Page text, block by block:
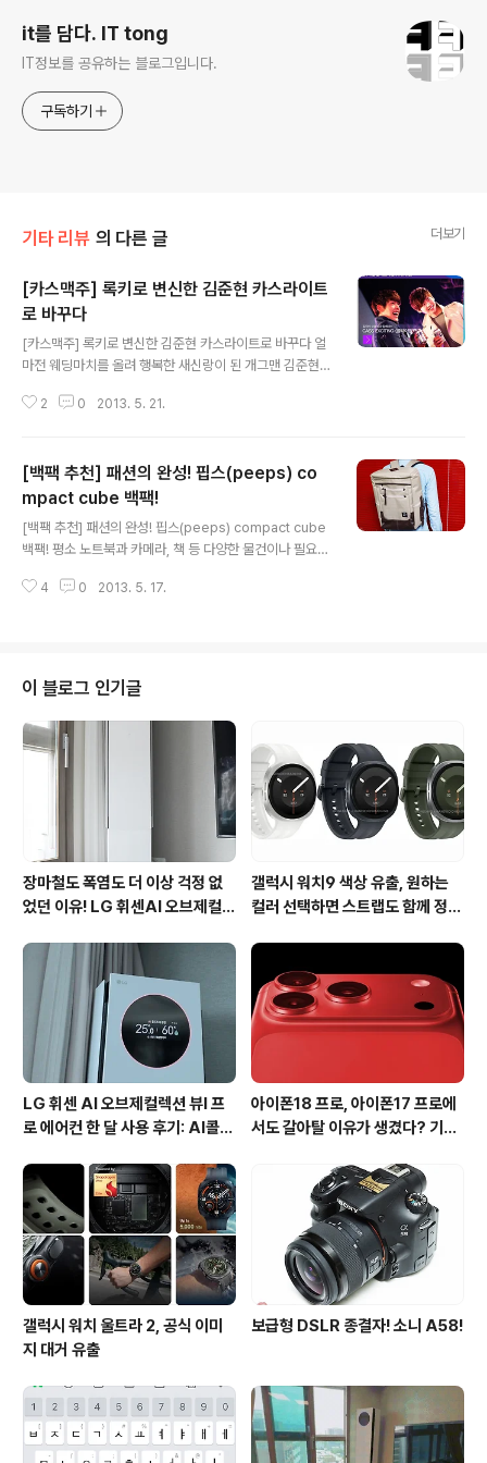
it를 담다. IT tong
IT정보를 공유하는 블로그입니다.
구독하기
기타 리뷰 의 다른 글 더보기
[카스맥주] 록키로 변신한 김준현 카스라이트
로 바꾸다
[카스맥주] 록키로 변신한 김준현 카스라이트로 바꾸다 얼
마전 웨딩마치를 올려 행복한 새신랑이 된 개그맨 김준현
촬영소식을 접햇습니다. 올리고 내리고가 중요한 부분이라
영화 록키의 주제곡과 등장하는 개그맨 김준현! 아무래도
새신랑이 되었으니 몸조절을 해야 튼튼한 2세를 보지 않을
까 생각이 드는데요, 아니나 다를까 스스로 록키라고 생각
하는 듯 취취 소리와 함께 골목길을 누비고 다니는 모습을
확인할 수 있었습니다. 기차길을 오르내리면 운동하는 개
그맨김준현씨의 모습을 보니 순간 저도 운동을 하고 싶은
2 0 2013. 5. 21.
[백팩 추천] 패션의 완성! 핍스(peeps) co
mpact cube 백팩!
[백팩 추천] 패션의 완성! 핍스(peeps) compact cube
백팩! 평소 노트북과 카메라, 책 등 다양한 물건이나 필요한
다. 저의 경우 모임이나 행사를 비롯해 지인과 만날 때 많은
pact cube 백팩을 소개드릴까 합니다. 핍스(peeps) co
mpact cube 백팩은 베이지, 카키, 네이비, 블랙, 그레이
총 5가지 색상으로 출시되어 있는데요. 가격은 6만원대 후
반으로 무난한 가격대를 보여줍니다. 저는 위 5가지 색상
중 최근 제가 주로 입는 옷에 맞춰 베이지색상을 ..
4 0 2013. 5. 17.
이 블로그 인기글
장마철도 폭염도 더 이상 걱정 없
었던 이유! LG 휘센AI 오브제컬렉
사용 후기
갤럭시 워치9 색상 유출, 원하는
컬러 선택하면 스트랩도 함께 정해
LG 휘센 AI 오브제컬렉션 뷰I 프
로 에어컨 한 달 사용 후기: AI콜드
아이폰18 프로, 아이폰17 프로에
서도 갈아탈 이유가 생겼다? 기대
갤럭시 워치 울트라 2, 공식 이미
지 대거 유출
보급형 DSLR 종결자! 소니 A58!